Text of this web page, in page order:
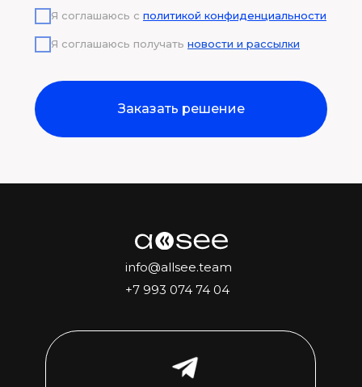
Я соглашаюсь с политикой конфиденциальности
Я соглашаюсь получать новости и рассылки
Заказать решение
+7 993 074 74 04
info@allsee.team